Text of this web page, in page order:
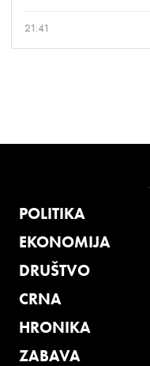
21:41
POLITIKA
EKONOMIJA
DRUŠTVO
CRNA
HRONIKA
ZABAVA